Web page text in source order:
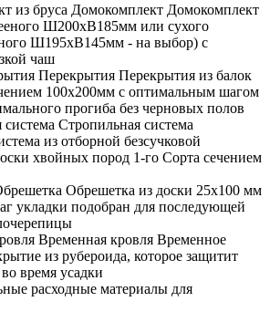
Домокомплект Домокомплект
Ш200хВ185мм или сухого
Ш195хВ145мм - на выбор) с
чаш
Перекрытия Перекрытия из балок
100х200мм с оптимальным шагом
прогиба без черновых полов
Стропильная система
из отборной безсучковой
хвойных пород 1-го Сорта сечением
Обрешетка из доски 25х100 мм
укладки подобран для последующей
Временная кровля Временное
из рубероида, которое защитит
время усадки